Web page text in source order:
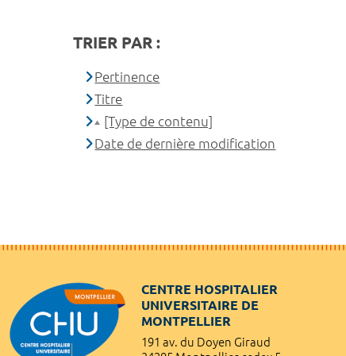
TRIER PAR :
Pertinence
Titre
[Type de contenu]
Date de dernière modification
CENTRE HOSPITALIER
UNIVERSITAIRE DE
MONTPELLIER
191 av. du Doyen Giraud